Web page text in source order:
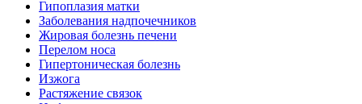
Гипоплазия матки
Заболевания надпочечников
Жировая болезнь печени
Перелом носа
Гипертоническая болезнь
Изжога
Растяжение связок